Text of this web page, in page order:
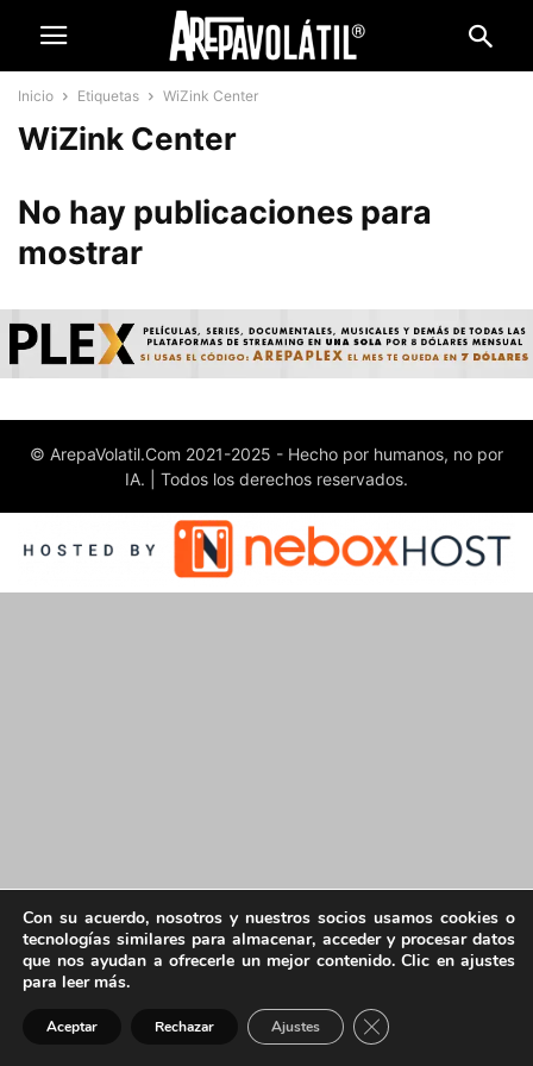
Inicio Etiquetas WiZink Center
WiZink Center
No hay publicaciones para
mostrar
© ArepaVolatil.Com 2021-2025 - Hecho por humanos, no por
IA. | Todos los derechos reservados.
Con su acuerdo, nosotros y nuestros socios usamos cookies o
tecnologías similares para almacenar, acceder y procesar datos
que nos ayudan a ofrecerle un mejor contenido. Clic en ajustes
para leer más.
Aceptar Rechazar Ajustes Cerrar el banner de